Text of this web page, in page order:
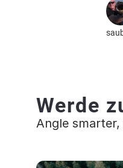
Werde
Angle